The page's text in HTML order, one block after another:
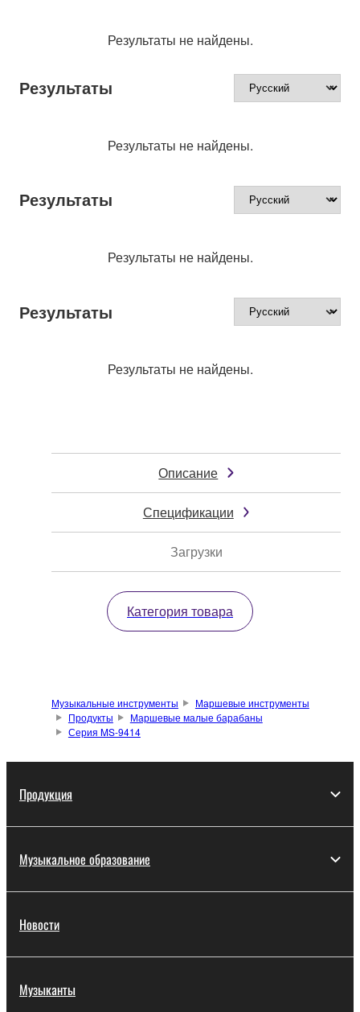
Результаты не найдены.
Результаты
Результаты не найдены.
Результаты
Результаты не найдены.
Результаты
Результаты не найдены.
Описание
Спецификации
Загрузки
Категория товара
Музыкальные инструменты
Маршевые инструменты
Продукты
Маршевые малые барабаны
Серия MS-9414
Продукция
Музыкальное образование
Новости
Музыканты